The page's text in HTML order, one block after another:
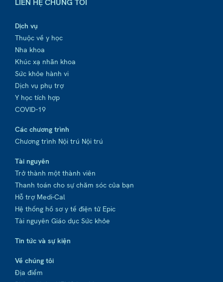
LIÊN HỆ CHÚNG TÔI
Dịch vụ
Thuộc về y học
Nha khoa
Khúc xạ nhãn khoa
Sức khỏe hành vi
Dịch vụ phụ trợ
Y học tích hợp
COVID-19
Các chương trình
Chương trình Nội trú Nội trú
Tài nguyên
Trở thành một thành viên
Thanh toán cho sự chăm sóc của bạn
Hỗ trợ Medi-Cal
Hệ thống hồ sơ y tế điện tử Epic
Tài nguyên Giáo dục Sức khỏe
Tin tức và sự kiện
Về chúng tôi
Địa điểm